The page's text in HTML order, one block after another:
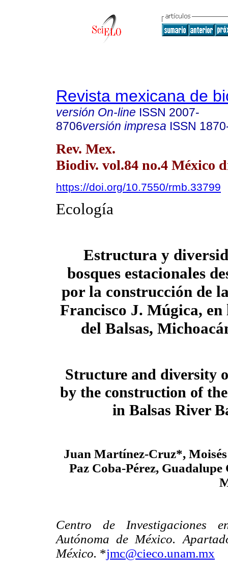
Revista mexicana de
versión On-line ISSN 2007-
8706versión impresa ISSN
Rev. Mex.
Biodiv. vol.84 no.4 México
https://doi.org/10.7550/rmb.33799
Ecología
Estructura y
bosques estacionales
por la construcción de
Francisco J. Múgica, en
del Balsas,
Structure and diversity
by the construction of
in Balsas River
Juan Martínez-Cruz*,
Paz Coba-Pérez,
Centro de Investigaciones
Autónoma de México.
México. *jmc@cieco.unam.mx